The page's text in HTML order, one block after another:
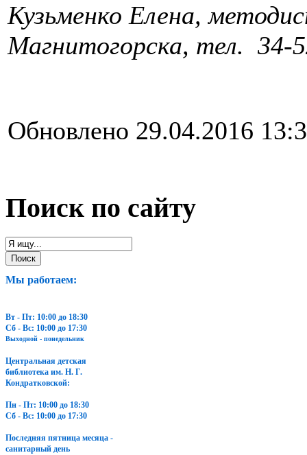
Кузьменко Елена,
Магнитогорска, тел. 34-
Обновлено 29.04.2016
Поиск по сайту
Мы работаем:
Вт - Пт: 10:00 до 18:30
Сб - Вс: 10:00 до 17:30
Выходной - понедельник
Центральная детская
библиотека им. Н. Г.
Кондратковской:
Пн - Пт: 10:00 до 18:30
Сб - Вс: 10:00 до 17:30
Последняя пятница месяца -
санитарный день